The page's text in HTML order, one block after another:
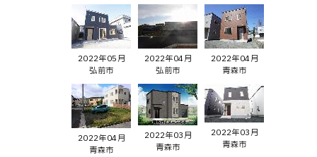
2022年05月
弘前市
2022年04月
弘前市
2022年04月
青森市
2022年04月
青森市
2022年03月
青森市
2022年03月
青森市